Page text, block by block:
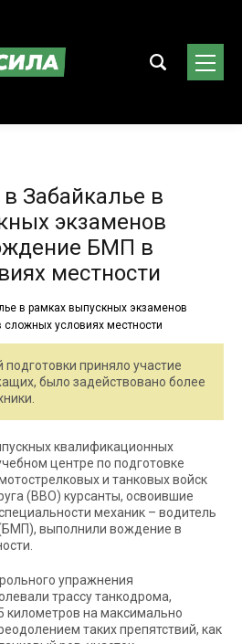
Забайкалье в
экзаменов
БМП в
местности
приняло участие
было задействовано более
квалификационных
центре по подготовке
и танковых войск
(ВВО) курсанты, освоившие
механик – водитель
выполнили вождение в
упражнения
трассу танкодрома,
километров на максимально
таких препятствий, как